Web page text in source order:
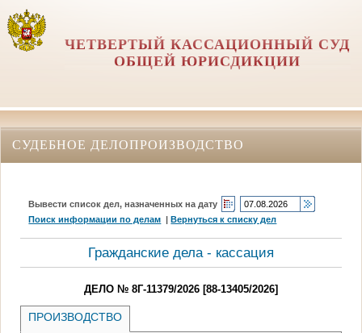
ЧЕТВЕРТЫЙ КАССАЦИОННЫЙ СУД
ОБЩЕЙ ЮРИСДИКЦИИ
СУДЕБНОЕ ДЕЛОПРОИЗВОДСТВО
Вывести список дел, назначенных на дату
Поиск информации по делам |Вернуться к списку дел
Гражданские дела - кассация
ДЕЛО № 8Г-11379/2026 [88-13405/2026]
ПРОИЗВОДСТВО